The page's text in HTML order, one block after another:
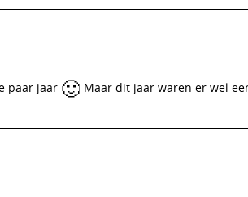
paar jaar 🙂 Maar dit jaar waren er wel